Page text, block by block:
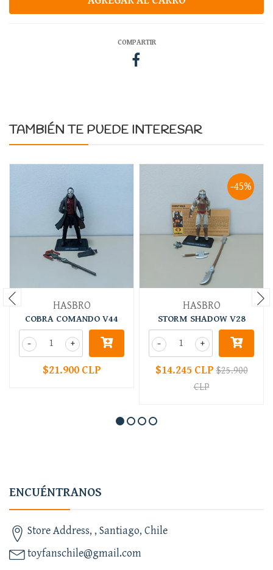
COMPARTIR
TAMBIÉN TE PUEDE INTERESAR
HASBRO
COBRA COMANDO V44
+
-
$21.900 CLP
-45%
HASBRO
STORM SHADOW V28
+
-
$14.245 CLP$25.900
CLP
ENCUÉNTRANOS
Store Address, , Santiago, Chile
toyfanschile@gmail.com